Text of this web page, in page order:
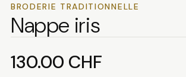
BRODERIE TRADITIONNELLE
Nappe iris
130.00 CHF